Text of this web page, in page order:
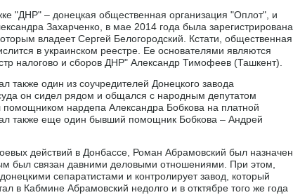
"ДНР" – донецкая общественная организация "Оплот", и
Захарченко, в мае 2014 года была зарегистрирована
владеет Сергей Белогородский. Кстати, общественная
в украинском реестре. Ее основателями являются
налогово и сборов ДНР" Александр Тимофеев (Ташкент).
также один из соучредителей Донецкого завода
он сидел рядом и общался с народным депутатом
нардепа Александра Бобкова на платной
также еще один бывший помощник Бобкова – Андрей
действий в Донбассе, Роман Абрамовский был назначен
был связан давними деловыми отношениями. При этом,
сепаратистами и контролирует завод, который
в Кабмине Абрамовский недолго и в отктябре того же года